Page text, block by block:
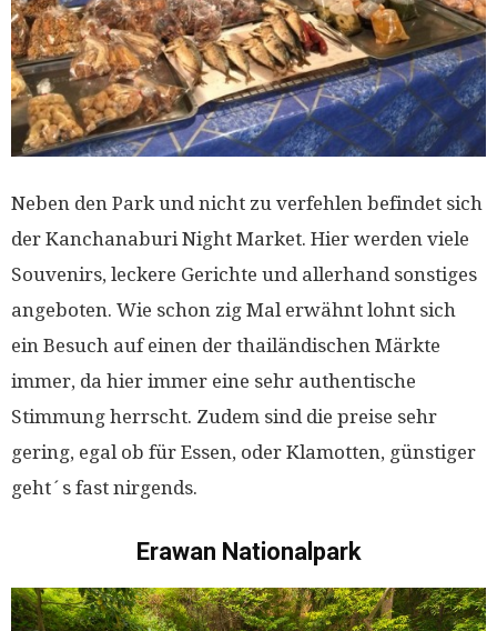
Neben den Park und nicht zu verfehlen befindet sich
der Kanchanaburi Night Market. Hier werden viele
Souvenirs, leckere Gerichte und allerhand sonstiges
angeboten. Wie schon zig Mal erwähnt lohnt sich
ein Besuch auf einen der thailändischen Märkte
immer, da hier immer eine sehr authentische
Stimmung herrscht. Zudem sind die preise sehr
gering, egal ob für Essen, oder Klamotten, günstiger
geht´s fast nirgends.
Erawan Nationalpark